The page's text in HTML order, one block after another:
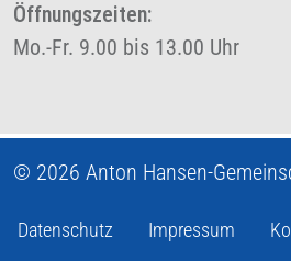
Öffnungszeiten:
Mo.-Fr. 9.00 bis 13.00 Uhr
© 2026 Anton Hansen-
Datenschutz Impressum